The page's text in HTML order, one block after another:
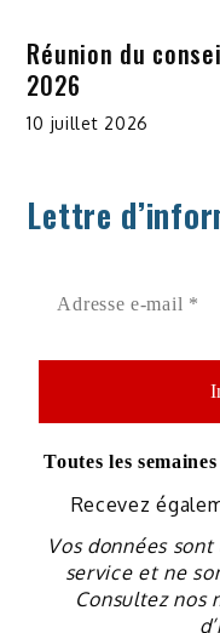
Réunion du
2026
10 juillet 2026
Lettre
Toutes les
Recevez
Vos données
service et ne
Consultez nos